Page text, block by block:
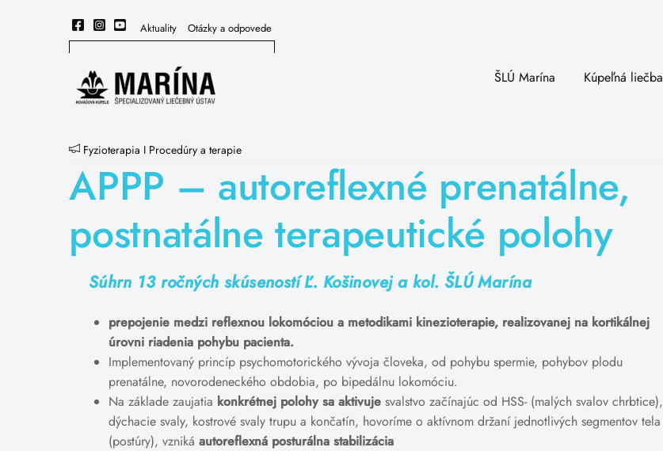
Aktuality Otázky a odpovede
ŠLÚ Marína Kúpeľná liečba
Fyzioterapia I Procedúry a terapie
APPP – autoreflexné prenatálne,
postnatálne terapeutické polohy
Súhrn 13 ročných skúseností Ľ. Košinovej a kol. ŠLÚ Marína
prepojenie medzi reflexnou lokomóciou a metodikami kinezioterapie, realizovanej na kortikálnej
úrovni riadenia pohybu pacienta.
Implementovaný princíp psychomotorického vývoja človeka, od pohybu spermie, pohybov plodu
prenatálne, novorodeneckého obdobia, po bipedálnu lokomóciu.
Na základe zaujatia konkrétnej polohy sa aktivuje svalstvo začínajúc od HSS- (malých svalov chrbtice),
dýchacie svaly, kostrové svaly trupu a končatín, hovoríme o aktívnom držaní jednotlivých segmentov tela
(postúry), vznikáautoreflexná posturálna stabilizácia